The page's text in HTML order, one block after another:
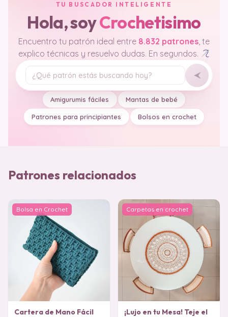
TU BUSCADOR INTELIGENTE
Hola, soyCrochetisimo
Encuentro tu patrón ideal entre 8.832 patrones, te
explico técnicas y resuelvo dudas. En segundos.
Tu pregunta
Amigurumis fáciles Mantas de bebé
Patrones para principiantes Bolsos en crochet
Patrones relacionados
Bolsa en Crochet
Cartera de Mano Fácil
Carpetas en crochet
¡Lujo en tu Mesa! Teje el